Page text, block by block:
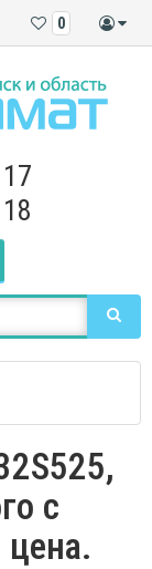
0
с
цена.